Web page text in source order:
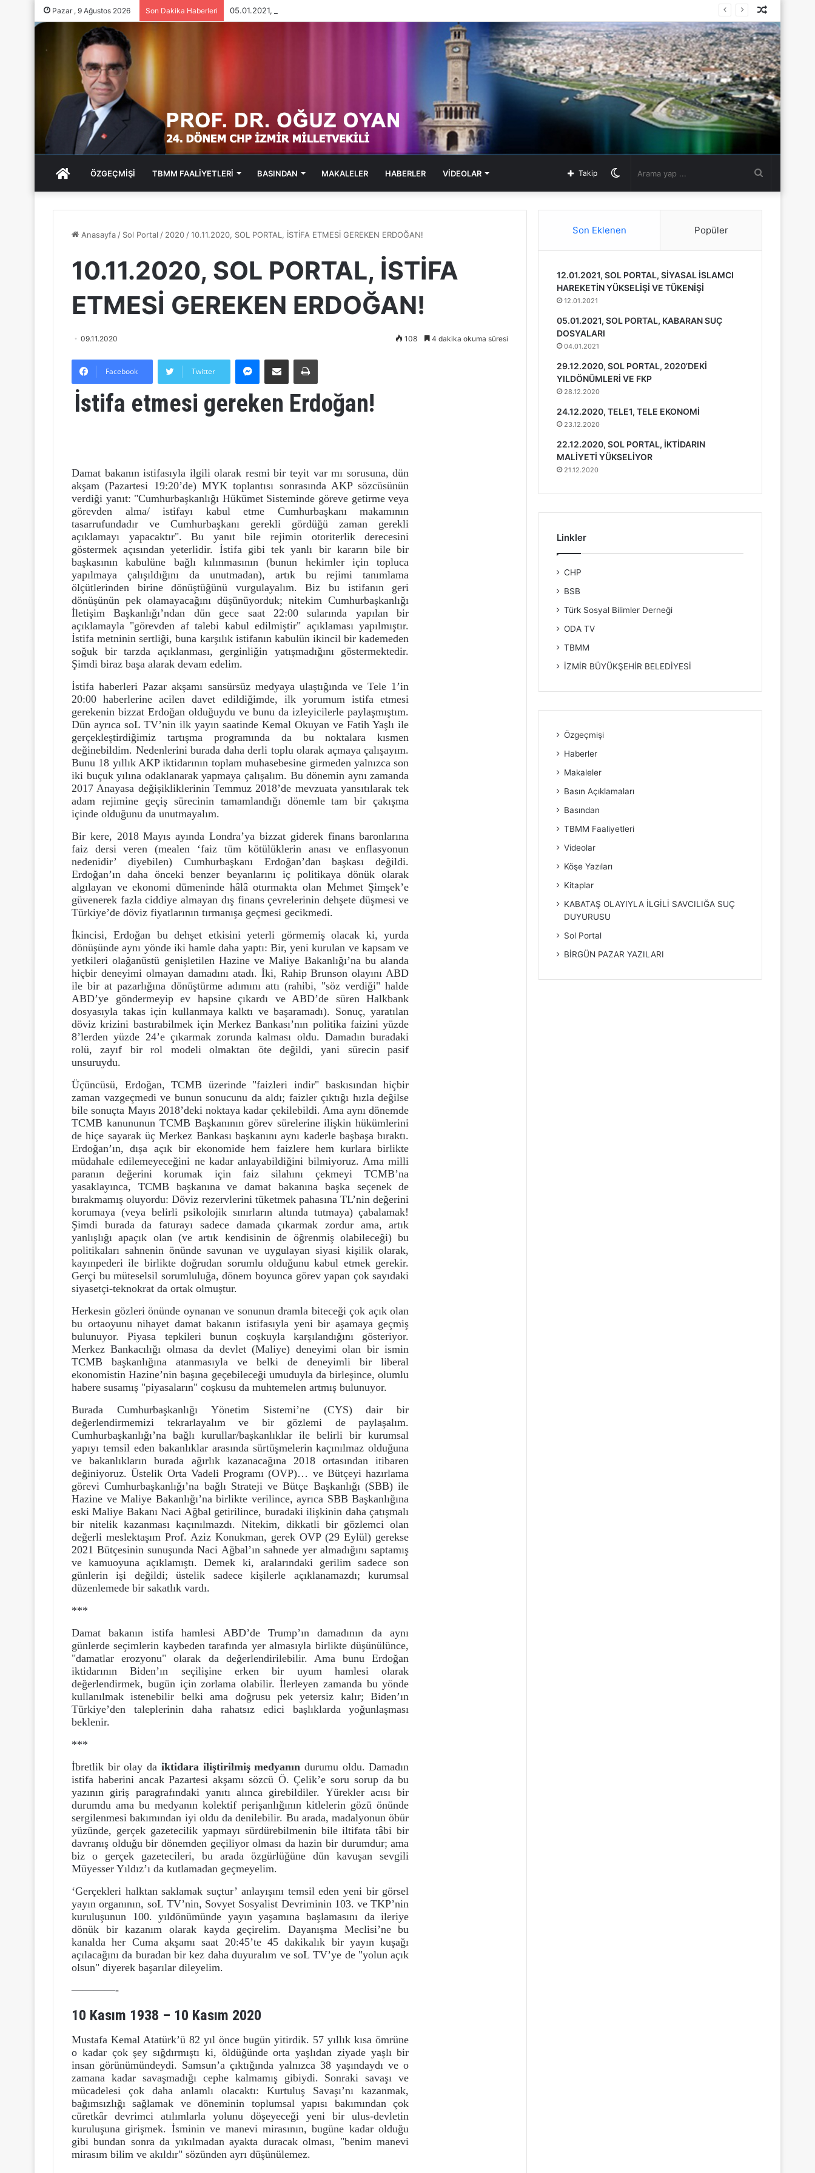
Pazar , 9 Ağustos 2026 Son Dakika Haberleri 05.01.2021, SOL PORTAL, KABARAN SUÇ DOSYALARI
Makale
ANA
SAYFA
ÖZGEÇMİŞİ TBMM FAALİYETLERİ BASINDAN MAKALELER HABERLER VİDEOLAR
görünümü
Takip
Anasayfa/ Sol Portal / 2020/10.11.2020, SOL PORTAL, İSTİFA ETMESİ GEREKEN ERDOĞAN!
10.11.2020, SOL PORTAL, İSTİFA
ETMESİ GEREKEN ERDOĞAN!
09.11.2020 108 4 dakika okuma süresi
Facebook Twitter
İstifa etmesi gereken Erdoğan!
Damat bakanın istifasıyla ilgili olarak resmi bir teyit var mı sorusuna, dün
akşam (Pazartesi 19:20’de) MYK toplantısı sonrasında AKP sözcüsünün
verdiği yanıt: "Cumhurbaşkanlığı Hükümet Sisteminde göreve getirme veya
görevden alma/ istifayı kabul etme Cumhurbaşkanı makamının
tasarrufundadır ve Cumhurbaşkanı gerekli gördüğü zaman gerekli
açıklamayı yapacaktır". Bu yanıt bile rejimin otoriterlik derecesini
göstermek açısından yeterlidir. İstifa gibi tek yanlı bir kararın bile bir
başkasının kabulüne bağlı kılınmasının (bunun hekimler için topluca
yapılmaya çalışıldığını da unutmadan), artık bu rejimi tanımlama
ölçütlerinden birine dönüştüğünü vurgulayalım. Biz bu istifanın geri
dönüşünün pek olamayacağını düşünüyorduk; nitekim Cumhurbaşkanlığı
İletişim Başkanlığı’ndan dün gece saat 22:00 sularında yapılan bir
açıklamayla "görevden af talebi kabul edilmiştir" açıklaması yapılmıştır.
İstifa metninin sertliği, buna karşılık istifanın kabulün ikincil bir kademeden
soğuk bir tarzda açıklanması, gerginliğin yatışmadığını göstermektedir.
Şimdi biraz başa alarak devam edelim.
İstifa haberleri Pazar akşamı sansürsüz medyaya ulaştığında ve Tele 1’in
20:00 haberlerine acilen davet edildiğimde, ilk yorumum istifa etmesi
gerekenin bizzat Erdoğan olduğuydu ve bunu da izleyicilerle paylaşmıştım.
Dün ayrıca soL TV’nin ilk yayın saatinde Kemal Okuyan ve Fatih Yaşlı ile
gerçekleştirdiğimiz tartışma programında da bu noktalara kısmen
değinebildim. Nedenlerini burada daha derli toplu olarak açmaya çalışayım.
Bunu 18 yıllık AKP iktidarının toplam muhasebesine girmeden yalnızca son
iki buçuk yılına odaklanarak yapmaya çalışalım. Bu dönemin aynı zamanda
2017 Anayasa değişikliklerinin Temmuz 2018’de mevzuata yansıtılarak tek
adam rejimine geçiş sürecinin tamamlandığı dönemle tam bir çakışma
içinde olduğunu da unutmayalım.
Bir kere, 2018 Mayıs ayında Londra’ya bizzat giderek finans baronlarına
faiz dersi veren (mealen ‘faiz tüm kötülüklerin anası ve enflasyonun
nedenidir’ diyebilen) Cumhurbaşkanı Erdoğan’dan başkası değildi.
Erdoğan’ın daha önceki benzer beyanlarını iç politikaya dönük olarak
algılayan ve ekonomi dümeninde hâlâ oturmakta olan Mehmet Şimşek’e
güvenerek fazla ciddiye almayan dış finans çevrelerinin dehşete düşmesi ve
Türkiye’de döviz fiyatlarının tırmanışa geçmesi gecikmedi.
İkincisi, Erdoğan bu dehşet etkisini yeterli görmemiş olacak ki, yurda
dönüşünde aynı yönde iki hamle daha yaptı: Bir, yeni kurulan ve kapsam ve
yetkileri olağanüstü genişletilen Hazine ve Maliye Bakanlığı’na bu alanda
hiçbir deneyimi olmayan damadını atadı. İki, Rahip Brunson olayını ABD
ile bir at pazarlığına dönüştürme adımını attı (rahibi, "söz verdiği" halde
ABD’ye göndermeyip ev hapsine çıkardı ve ABD’de süren Halkbank
dosyasıyla takas için kullanmaya kalktı ve başaramadı). Sonuç, yaratılan
döviz krizini bastırabilmek için Merkez Bankası’nın politika faizini yüzde
8’lerden yüzde 24’e çıkarmak zorunda kalması oldu. Damadın buradaki
rolü, zayıf bir rol modeli olmaktan öte değildi, yani sürecin pasif
unsuruydu.
Üçüncüsü, Erdoğan, TCMB üzerinde "faizleri indir" baskısından hiçbir
zaman vazgeçmedi ve bunun sonucunu da aldı; faizler çıktığı hızla değilse
bile sonuçta Mayıs 2018’deki noktaya kadar çekilebildi. Ama aynı dönemde
TCMB kanununun TCMB Başkanının görev sürelerine ilişkin hükümlerini
de hiçe sayarak üç Merkez Bankası başkanını aynı kaderle başbaşa bıraktı.
Erdoğan’ın, dışa açık bir ekonomide hem faizlere hem kurlara birlikte
müdahale edilemeyeceğini ne kadar anlayabildiğini bilmiyoruz. Ama milli
paranın değerini korumak için faiz silahını çekmeyi TCMB’na
yasaklayınca, TCMB başkanına ve damat bakanına başka seçenek de
bırakmamış oluyordu: Döviz rezervlerini tüketmek pahasına TL’nin değerini
korumaya (veya belirli psikolojik sınırların altında tutmaya) çabalamak!
Şimdi burada da faturayı sadece damada çıkarmak zordur ama, artık
yanlışlığı apaçık olan (ve artık kendisinin de öğrenmiş olabileceği) bu
politikaları sahnenin önünde savunan ve uygulayan siyasi kişilik olarak,
kayınpederi ile birlikte doğrudan sorumlu olduğunu kabul etmek gerekir.
Gerçi bu müteselsil sorumluluğa, dönem boyunca görev yapan çok sayıdaki
siyasetçi-teknokrat da ortak olmuştur.
Herkesin gözleri önünde oynanan ve sonunun dramla biteceği çok açık olan
bu ortaoyunu nihayet damat bakanın istifasıyla yeni bir aşamaya geçmiş
bulunuyor. Piyasa tepkileri bunun coşkuyla karşılandığını gösteriyor.
Merkez Bankacılığı olmasa da devlet (Maliye) deneyimi olan bir ismin
TCMB başkanlığına atanmasıyla ve belki de deneyimli bir liberal
ekonomistin Hazine’nin başına geçebileceği umuduyla da birleşince, olumlu
habere susamış "piyasaların" coşkusu da muhtemelen artmış bulunuyor.
Burada Cumhurbaşkanlığı Yönetim Sistemi’ne (CYS) dair bir
değerlendirmemizi tekrarlayalım ve bir gözlemi de paylaşalım.
Cumhurbaşkanlığı’na bağlı kurullar/başkanlıklar ile belirli bir kurumsal
yapıyı temsil eden bakanlıklar arasında sürtüşmelerin kaçınılmaz olduğuna
ve bakanlıkların burada ağırlık kazanacağına 2018 ortasından itibaren
değiniyoruz. Üstelik Orta Vadeli Programı (OVP)… ve Bütçeyi hazırlama
görevi Cumhurbaşkanlığı’na bağlı Strateji ve Bütçe Başkanlığı (SBB) ile
Hazine ve Maliye Bakanlığı’na birlikte verilince, ayrıca SBB Başkanlığına
eski Maliye Bakanı Naci Ağbal getirilince, buradaki ilişkinin daha çatışmalı
bir nitelik kazanması kaçınılmazdı. Nitekim, dikkatli bir gözlemci olan
değerli meslektaşım Prof. Aziz Konukman, gerek OVP (29 Eylül) gerekse
2021 Bütçesinin sunuşunda Naci Ağbal’ın sahnede yer almadığını saptamış
ve kamuoyuna açıklamıştı. Demek ki, aralarındaki gerilim sadece son
günlerin işi değildi; üstelik sadece kişilerle açıklanamazdı; kurumsal
düzenlemede bir sakatlık vardı.
***
Damat bakanın istifa hamlesi ABD’de Trump’ın damadının da aynı
günlerde seçimlerin kaybeden tarafında yer almasıyla birlikte düşünülünce,
"damatlar erozyonu" olarak da değerlendirilebilir. Ama bunu Erdoğan
iktidarının Biden’ın seçilişine erken bir uyum hamlesi olarak
değerlendirmek, bugün için zorlama olabilir. İlerleyen zamanda bu yönde
kullanılmak istenebilir belki ama doğrusu pek yetersiz kalır; Biden’ın
Türkiye’den taleplerinin daha rahatsız edici başlıklarda yoğunlaşması
beklenir.
***
İbretlik bir olay da iktidara iliştirilmiş medyanın durumu oldu. Damadın
istifa haberini ancak Pazartesi akşamı sözcü Ö. Çelik’e soru sorup da bu
yazının giriş paragrafındaki yanıtı alınca girebildiler. Yürekler acısı bir
durumdu ama bu medyanın kolektif perişanlığının kitlelerin gözü önünde
sergilenmesi bakımından iyi oldu da denilebilir. Bu arada, madalyonun öbür
yüzünde, gerçek gazetecilik yapmayı sürdürebilmenin bile iltifata tâbi bir
davranış olduğu bir dönemden geçiliyor olması da hazin bir durumdur; ama
biz o gerçek gazetecileri, bu arada özgürlüğüne dün kavuşan sevgili
Müyesser Yıldız’ı da kutlamadan geçmeyelim.
‘Gerçekleri halktan saklamak suçtur’ anlayışını temsil eden yeni bir görsel
yayın organının, soL TV’nin, Sovyet Sosyalist Devriminin 103. ve TKP’nin
kuruluşunun 100. yıldönümünde yayın yaşamına başlamasını da ileriye
dönük bir kazanım olarak kayda geçirelim. Dayanışma Meclisi’ne bu
kanalda her Cuma akşamı saat 20:45’te 45 dakikalık bir yayın kuşağı
açılacağını da buradan bir kez daha duyuralım ve soL TV’ye de "yolun açık
olsun" diyerek başarılar dileyelim.
————-
10 Kasım 1938 – 10 Kasım 2020
Mustafa Kemal Atatürk’ü 82 yıl önce bugün yitirdik. 57 yıllık kısa ömrüne
o kadar çok şey sığdırmıştı ki, öldüğünde orta yaşlıdan ziyade yaşlı bir
insan görünümündeydi. Samsun’a çıktığında yalnızca 38 yaşındaydı ve o
zamana kadar savaşmadığı cephe kalmamış gibiydi. Sonraki savaşı ve
mücadelesi çok daha anlamlı olacaktı: Kurtuluş Savaşı’nı kazanmak,
bağımsızlığı sağlamak ve döneminin toplumsal yapısı bakımından çok
cüretkâr devrimci atılımlarla yolunu döşeyeceği yeni bir ulus-devletin
kuruluşuna girişmek. İsminin ve manevi mirasının, bugüne kadar olduğu
gibi bundan sonra da yıkılmadan ayakta duracak olması, "benim manevi
mirasım bilim ve akıldır" sözünden ayrı düşünülemez.
Son Eklenen Popüler
12.01.2021, SOL PORTAL, SİYASAL İSLAMCI
HAREKETİN YÜKSELİŞİ VE TÜKENİŞİ
12.01.2021
05.01.2021, SOL PORTAL, KABARAN SUÇ
DOSYALARI
04.01.2021
29.12.2020, SOL PORTAL, 2020’DEKİ
YILDÖNÜMLERİ VE FKP
28.12.2020
24.12.2020, TELE1, TELE EKONOMİ
23.12.2020
22.12.2020, SOL PORTAL, İKTİDARIN
MALİYETİ YÜKSELİYOR
21.12.2020
Linkler
CHP
BSB
Türk Sosyal Bilimler Derneği
ODA TV
TBMM
İZMİR BÜYÜKŞEHİR BELEDİYESİ
Özgeçmişi
Haberler
Makaleler
Basın Açıklamaları
Basından
TBMM Faaliyetleri
Videolar
Köşe Yazıları
Kitaplar
KABATAŞ OLAYIYLA İLGİLİ SAVCILIĞA SUÇ
DUYURUSU
Sol Portal
BİRGÜN PAZAR YAZILARI